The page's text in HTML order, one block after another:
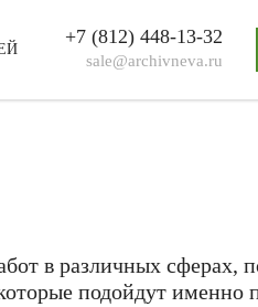
+7 (812) 448-13-32
sale@archivneva.ru
в различных сферах,
подойдут именно